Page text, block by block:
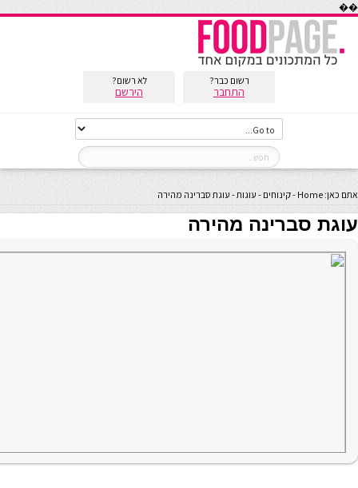
��
רשום כבר?
התחבר
לא רשום?
הירשם
אתם כאן: Home
-קינוחים - עוגות- עוגת סברינה מהירה
עוגת סברינה מהירה